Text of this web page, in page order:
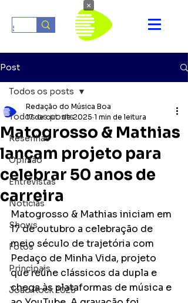
Post
Todos os posts
Resenhas
Opinião
Entrevistas
Notícias
Shows
Fotos
Principais
João Rock 2025
Todos os posts
Matogrosso & Mathias
lançam projeto para
celebrar 50 anos de
carreira
Redação do Música Boa
17 de out. de 2025 1 min de leitura
Matogrosso & Mathias iniciam em
17 de outubro a celebração de
meio século de trajetória com
Pedaço de Minha Vida, projeto
que reúne clássicos da dupla e
chega às plataformas de música e
×